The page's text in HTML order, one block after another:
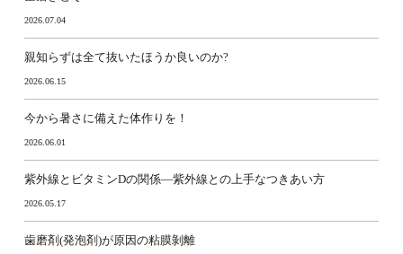
2026.07.04
親知らずは全て抜いたほうか良いのか?
2026.06.15
今から暑さに備えた体作りを！
2026.06.01
紫外線とビタミンDの関係―紫外線との上手なつきあい方
2026.05.17
歯磨剤(発泡剤)が原因の粘膜剝離